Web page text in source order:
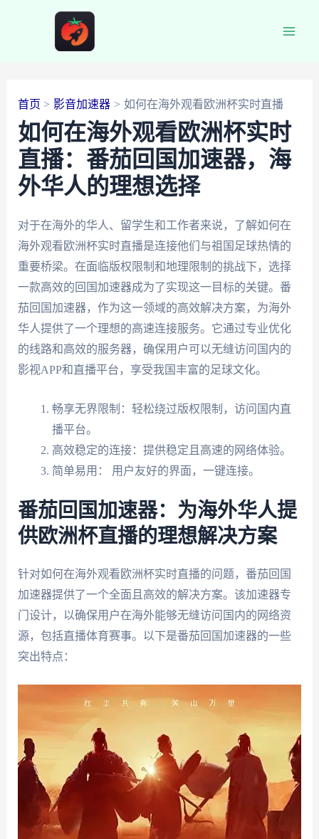
首页 影音加速器 如何在海外观看欧洲杯实时直播
如何在海外观看欧洲杯实时
直播：番茄回国加速器，海
外华人的理想选择
对于在海外的华人、留学生和工作者来说，了解如何在
海外观看欧洲杯实时直播是连接他们与祖国足球热情的
重要桥梁。在面临版权限制和地理限制的挑战下，选择
一款高效的回国加速器成为了实现这一目标的关键。番
茄回国加速器，作为这一领域的高效解决方案，为海外
华人提供了一个理想的高速连接服务。它通过专业优化
的线路和高效的服务器，确保用户可以无缝访问国内的
影视APP和直播平台，享受我国丰富的足球文化。
畅享无界限制：轻松绕过版权限制，访问国内直
播平台。
高效稳定的连接：提供稳定且高速的网络体验。
简单易用： 用户友好的界面，一键连接。
番茄回国加速器：为海外华人提
供欧洲杯直播的理想解决方案
针对如何在海外观看欧洲杯实时直播的问题，番茄回国
加速器提供了一个全面且高效的解决方案。该加速器专
门设计，以确保用户在海外能够无缝访问国内的网络资
源，包括直播体育赛事。以下是番茄回国加速器的一些
突出特点：